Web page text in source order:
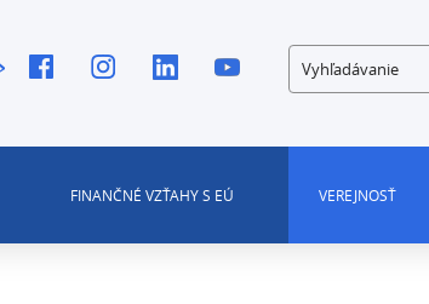
Vyhľadávanie
FINANČNÉ VZŤAHY S EÚ VEREJNOSŤ